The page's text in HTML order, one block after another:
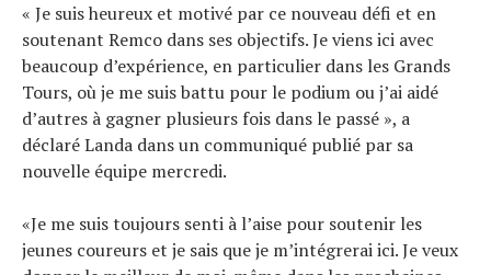
« Je suis heureux et motivé par ce nouveau défi et en
soutenant Remco dans ses objectifs. Je viens ici avec
beaucoup d’expérience, en particulier dans les Grands
Tours, où je me suis battu pour le podium ou j’ai aidé
d’autres à gagner plusieurs fois dans le passé », a
déclaré Landa dans un communiqué publié par sa
nouvelle équipe mercredi.
«Je me suis toujours senti à l’aise pour soutenir les
jeunes coureurs et je sais que je m’intégrerai ici. Je veux